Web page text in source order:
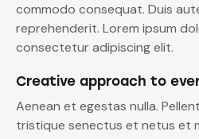
commodo consequat. Duis
reprehenderit. Lorem ipsum
consectetur adipiscing elit.
Creative approach to
Aenean et egestas nulla.
tristique senectus et netus et